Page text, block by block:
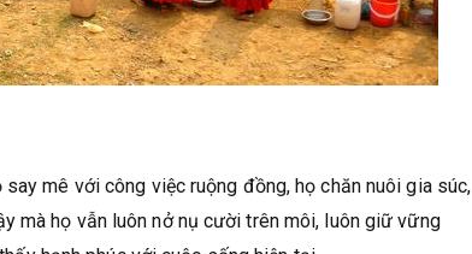
mê với công việc ruộng đồng, họ chăn nuôi gia súc,
mà họ vẫn luôn nở nụ cười trên môi, luôn giữ vững